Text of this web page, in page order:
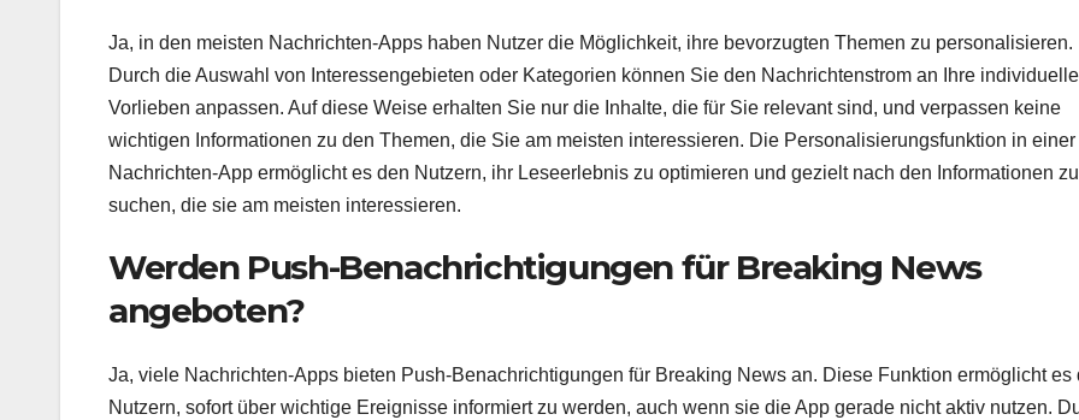
Ja, in den meisten Nachrichten-Apps haben Nutzer die Möglichkeit, ihre bevorzugten Themen zu personalisieren.
Durch die Auswahl von Interessengebieten oder Kategorien können Sie den Nachrichtenstrom an Ihre
Vorlieben anpassen. Auf diese Weise erhalten Sie nur die Inhalte, die für Sie relevant sind, und verpassen keine
wichtigen Informationen zu den Themen, die Sie am meisten interessieren. Die Personalisierungsfunktion in einer
Nachrichten-App ermöglicht es den Nutzern, ihr Leseerlebnis zu optimieren und gezielt nach den Informationen zu
suchen, die sie am meisten interessieren.
Werden Push-Benachrichtigungen für Breaking News
angeboten?
Ja, viele Nachrichten-Apps bieten Push-Benachrichtigungen für Breaking News an. Diese Funktion ermöglicht es
Nutzern, sofort über wichtige Ereignisse informiert zu werden, auch wenn sie die App gerade nicht aktiv nutzen.